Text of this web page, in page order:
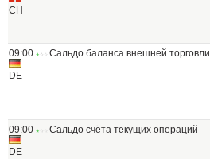
CH
09:00
DE
Сальдо баланса внешней торговли
09:00
DE
Сальдо счёта текущих операций